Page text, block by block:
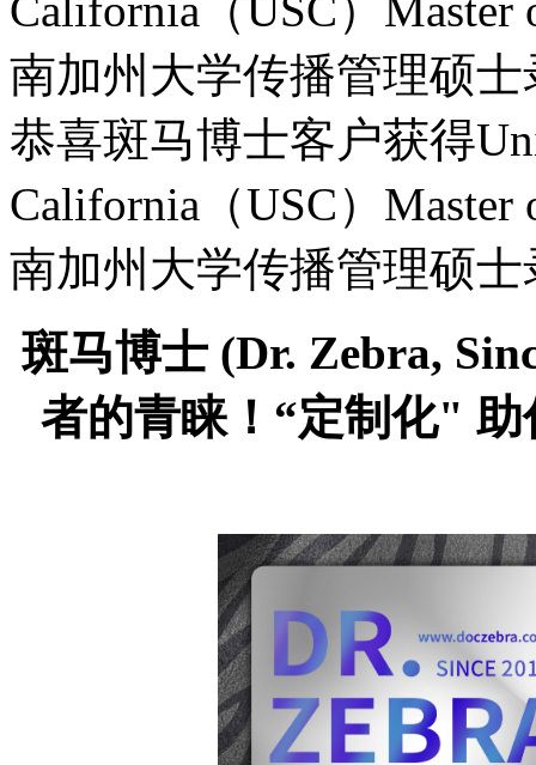
南加州大学传播管理硕士
恭喜斑马博士客户获得
California（USC）Master
南加州大学传播管理硕士
斑马博士 (Dr. Zebra,
者的青睐！“定制化"